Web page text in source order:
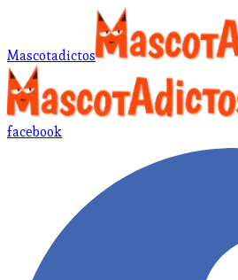
Mascotadictos
facebook